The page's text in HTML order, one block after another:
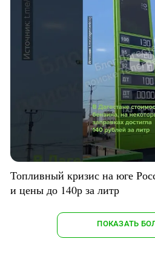
Топливный кризис на юге
и цены до 140р за литр
ПОКАЗАТЬ